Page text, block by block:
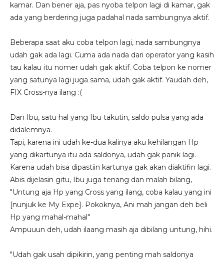
kamar. Dan bener aja, pas nyoba telpon lagi di kamar, gak
ada yang berdering juga padahal nada sambungnya aktif.
Beberapa saat aku coba telpon lagi, nada sambungnya
udah gak ada lagi. Cuma ada nada dari operator yang kasih
tau kalau itu nomer udah gak aktif. Coba telpon ke nomer
yang satunya lagi juga sama, udah gak aktif. Yaudah deh,
FIX Cross-nya ilang :(
Dan Ibu, satu hal yang Ibu takutin, saldo pulsa yang ada
didalemnya.
Tapi, karena ini udah ke-dua kalinya aku kehilangan Hp
yang dikartunya itu ada saldonya, udah gak panik lagi.
Karena udah bisa dipastiin kartunya gak akan diaktifin lagi.
Abis dijelasin gitu, Ibu juga tenang dan malah bilang,
"Untung aja Hp yang Cross yang ilang, coba kalau yang ini
[nunjuk ke My Expe]. Pokoknya, Ani mah jangan deh beli
Hp yang mahal-mahal"
Ampuuun deh, udah ilaang masih aja dibilang untung, hihi.
"Udah gak usah dipikirin, yang penting mah saldonya